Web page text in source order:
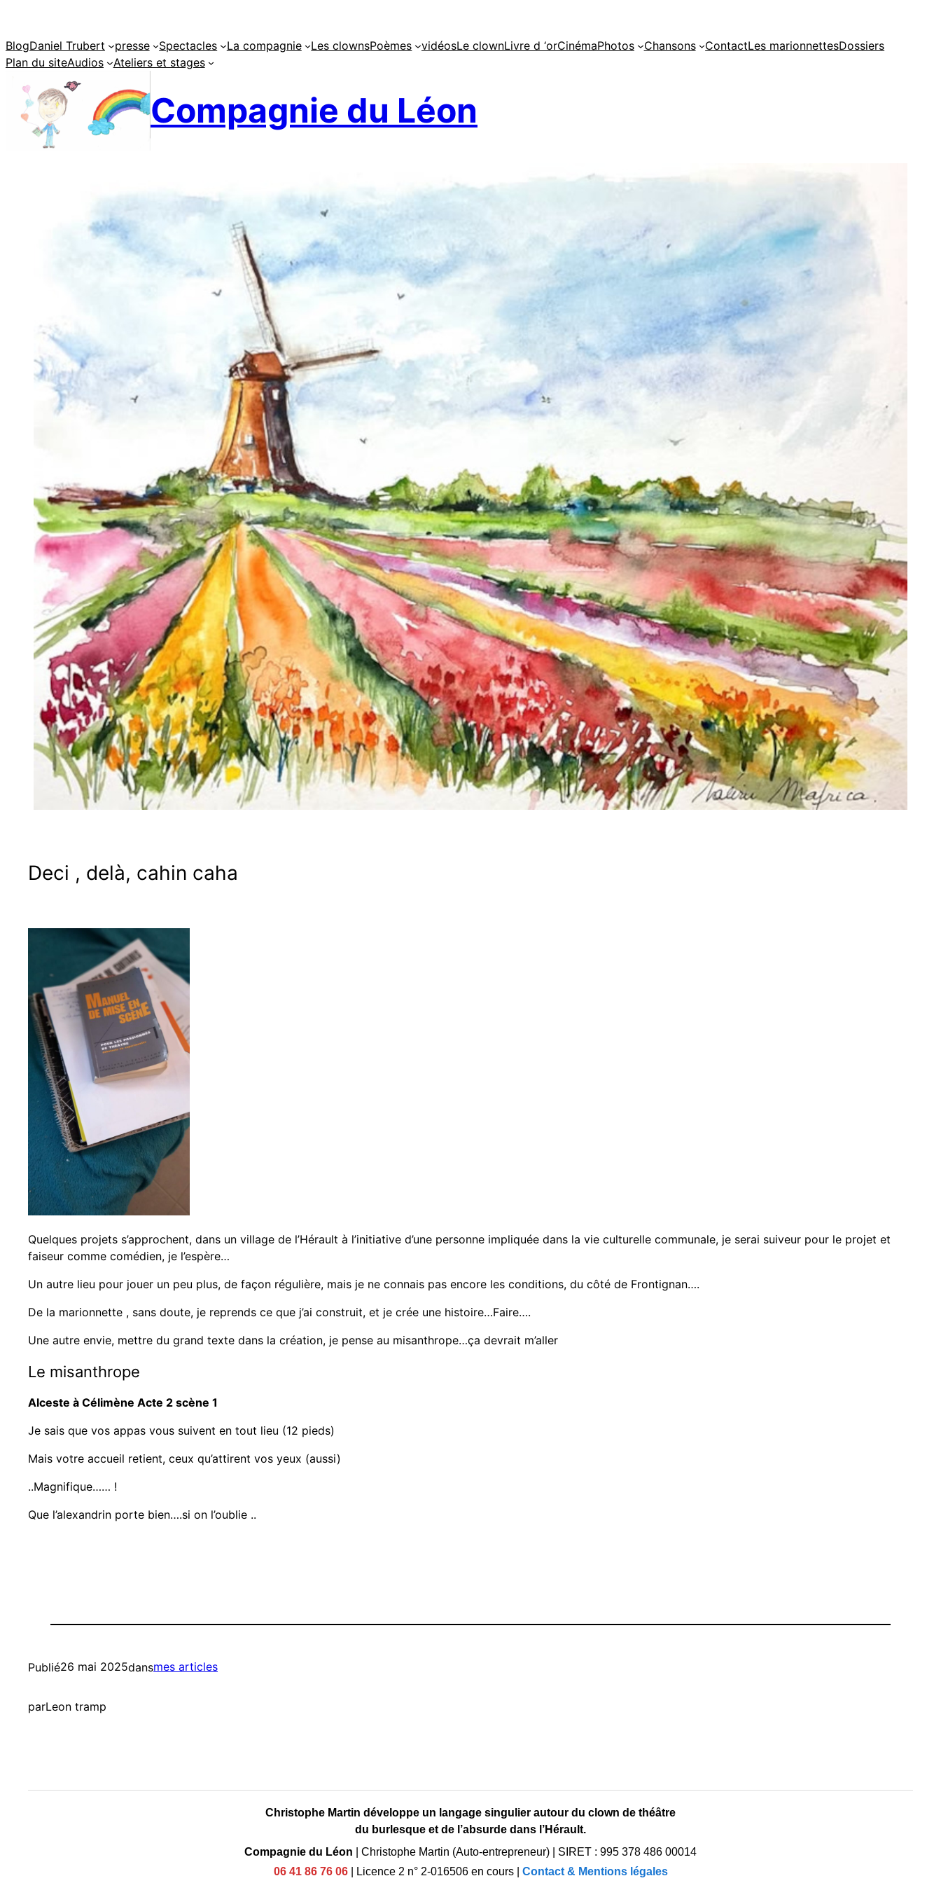
contenu
BlogDaniel Trubert presse Spectacles La compagnie Les clownsPoèmes vidéosLe clownLivre d ‘orCinémaPhotos Chansons ContactLes marionnettesDossiers
Plan du siteAudios Ateliers et stages
Compagnie du Léon
Deci , delà, cahin caha
Quelques projets s’approchent, dans un village de l’Hérault à l’initiative d’une personne impliquée dans la vie culturelle communale, je serai suiveur pour le projet et
faiseur comme comédien, je l’espère…
Un autre lieu pour jouer un peu plus, de façon régulière, mais je ne connais pas encore les conditions, du côté de Frontignan….
De la marionnette , sans doute, je reprends ce que j’ai construit, et je crée une histoire…Faire….
Une autre envie, mettre du grand texte dans la création, je pense au misanthrope…ça devrait m’aller
Le misanthrope
Alceste à Célimène Acte 2 scène 1
Je sais que vos appas vous suivent en tout lieu (12 pieds)
Mais votre accueil retient, ceux qu’attirent vos yeux (aussi)
..Magnifique…… !
Que l’alexandrin porte bien….si on l’oublie ..
Publié26 mai 2025dansmes articles
parLeon tramp
Christophe Martin développe un langage singulier autour du clown de théâtre
du burlesque et de l’absurde dans l’Hérault.
Compagnie du Léon
Christophe Martin (Auto-entrepreneur)
SIRET : 995 378 486 00014
06 41 86 76 06| Licence 2 n° 2-016506 en cours| Contact & Mentions légales